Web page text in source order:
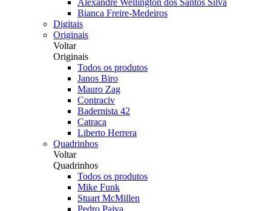
Alexandre Wellington dos Santos Silva
Bianca Freire-Medeiros
Digitais
Originais
Voltar
Originais
Todos os produtos
Janos Biro
Mauro Zag
Contraciv
Badernista 42
Catraca
Liberto Herrera
Quadrinhos
Voltar
Quadrinhos
Todos os produtos
Mike Funk
Stuart McMillen
Pedro Paiva